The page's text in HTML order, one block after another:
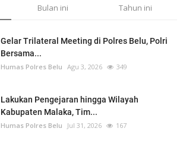
Bulan ini Tahun ini
Gelar Trilateral Meeting di Polres Belu, Polri
Bersama...
Humas Polres Belu Agu 3, 2026 349
Lakukan Pengejaran hingga Wilayah
Kabupaten Malaka, Tim...
Humas Polres Belu Jul 31, 2026 167